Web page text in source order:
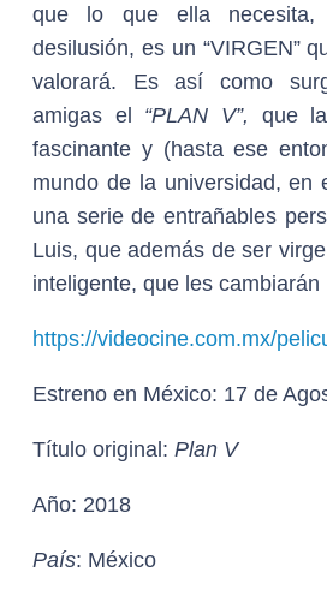
que lo que ella necesita,
desilusión, es un “VIRGEN”
valorará. Es así como
amigas el “PLAN V”, que
fascinante y (hasta ese
mundo de la universidad, en
una serie de entrañables
Luis, que además de ser
inteligente, que les cambiarán
https://videocine.com.mx/
Estreno en México: 17 de
Título original: Plan V
Año: 2018
País: México